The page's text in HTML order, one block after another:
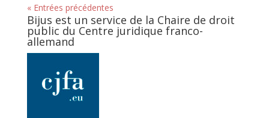
« Entrées précédentes
Bijus est un service de la Chaire de droit
public du Centre juridique franco-
allemand